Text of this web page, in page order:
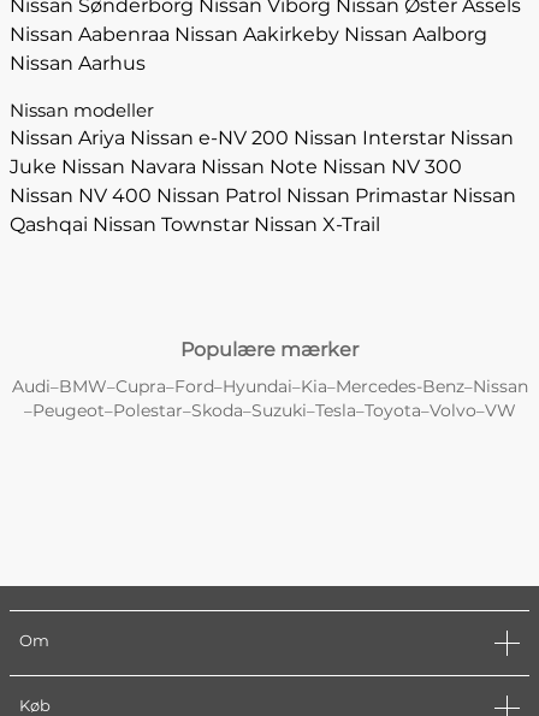
Nissan Sønderborg Nissan Viborg Nissan Øster Assels
Nissan Aabenraa Nissan Aakirkeby Nissan Aalborg
Nissan Aarhus
Nissan modeller
Nissan Ariya Nissan e-NV 200 Nissan Interstar Nissan
Juke Nissan Navara Nissan Note Nissan NV 300
Nissan NV 400 Nissan Patrol Nissan Primastar Nissan
Qashqai Nissan Townstar Nissan X-Trail
Populære mærker
Audi–BMW–Cupra–Ford–Hyundai–Kia–Mercedes-Benz–Nissan
–Peugeot–Polestar–Skoda–Suzuki–Tesla–Toyota–Volvo–VW
Om
Køb